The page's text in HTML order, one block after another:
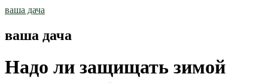
Skip
ваша дача
ваша дача
Надо ли защищать зимой